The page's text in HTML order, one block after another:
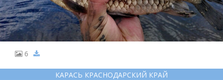
6
КАРАСЬ КРАСНОДАРСКИЙ КРАЙ